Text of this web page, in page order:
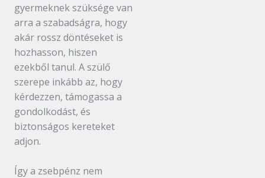
gyermeknek szüksége van
arra a szabadságra, hogy
akár rossz döntéseket is
hozhasson, hiszen
ezekből tanul. A szülő
szerepe inkább az, hogy
kérdezzen, támogassa a
gondolkodást, és
biztonságos kereteket
adjon.
Így a zsebpénz nem